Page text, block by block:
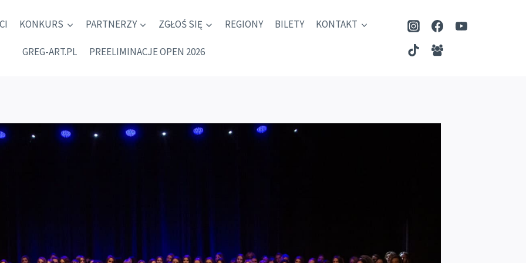
KONKURS PARTNERZY ZGŁOŚ SIĘ REGIONY BILETY KONTAKT
GREG-ART.PL PREELIMINACJE OPEN 2026